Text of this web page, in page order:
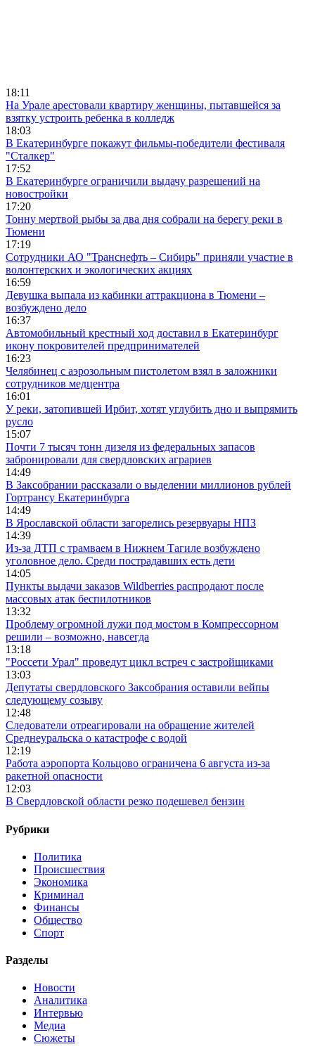
18:11
На Урале арестовали квартиру женщины, пытавшейся за
взятку устроить ребенка в колледж
18:03
В Екатеринбурге покажут фильмы-победители фестиваля
"Сталкер"
17:52
В Екатеринбурге ограничили выдачу разрешений на
новостройки
17:20
Тонну мертвой рыбы за два дня собрали на берегу реки в
Тюмени
17:19
Сотрудники АО "Транснефть – Сибирь" приняли участие в
волонтерских и экологических акциях
16:59
Девушка выпала из кабинки аттракциона в Тюмени –
возбуждено дело
16:37
Автомобильный крестный ход доставил в Екатеринбург
икону покровителей предпринимателей
16:23
Челябинец с аэрозольным пистолетом взял в заложники
сотрудников медцентра
16:01
У реки, затопившей Ирбит, хотят углубить дно и выпрямить
русло
15:07
Почти 7 тысяч тонн дизеля из федеральных запасов
забронировали для свердловских аграриев
14:49
В Заксобрании рассказали о выделении миллионов рублей
Гортрансу Екатеринбурга
14:49
В Ярославской области загорелись резервуары НПЗ
14:39
Из-за ДТП с трамваем в Нижнем Тагиле возбуждено
уголовное дело. Среди пострадавших есть дети
14:05
Пункты выдачи заказов Wildberries распродают после
массовых атак беспилотников
13:32
Проблему огромной лужи под мостом в Компрессорном
решили – возможно, навсегда
13:18
"Россети Урал" проведут цикл встреч с застройщиками
13:03
Депутаты свердловского Заксобрания оставили вейпы
следующему созыву
12:48
Следователи отреагировали на обращение жителей
Среднеуральска о катастрофе с водой
12:19
Работа аэропорта Кольцово ограничена 6 августа из-за
ракетной опасности
12:03
В Свердловской области резко подешевел бензин
Рубрики
Политика
Происшествия
Экономика
Криминал
Финансы
Общество
Спорт
Разделы
Новости
Аналитика
Интервью
Медиа
Сюжеты